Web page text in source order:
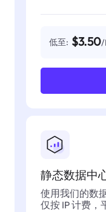
低至: $3.50/
静态数据中
使用我们的数
仅按 IP 计费，